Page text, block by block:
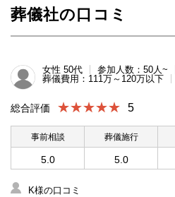
葬儀社の口コミ
女性 50代 参加人数：50人~
葬儀費用：111万～120万以下
総合評価 ★★★★★ 5
事前相談
5.0
葬儀施行
5.0
K様の口コミ